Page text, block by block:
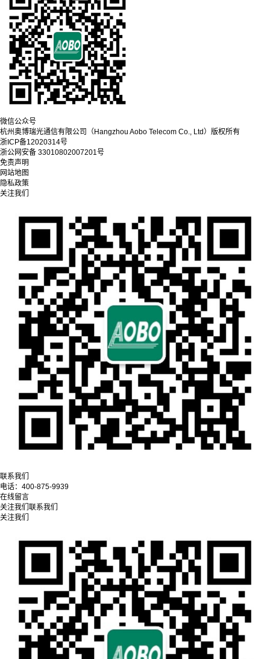
微信公众号
杭州奥博瑞光通信有限公司（Hangzhou Aobo Telecom Co., Ltd） 版权所有
浙ICP备12020314号
浙公网安备 33010802007201号
免责声明
网站地图
隐私政策
关注我们
联系我们
电话： 400-875-9939
在线留言
关注我们 联系我们
关注我们